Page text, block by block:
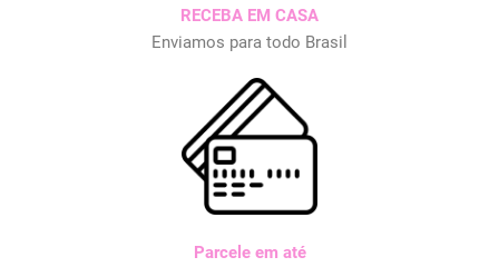
RECEBA EM CASA
Enviamos para todo Brasil
Parcele em até